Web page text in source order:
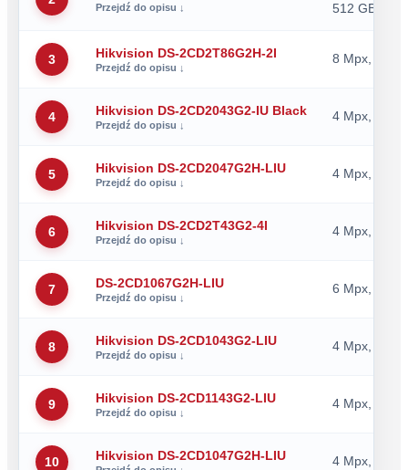
512 GB
3 Hikvision DS-2CD2T86G2H-2I 8 Mpx, 2,8
4 Hikvision DS-2CD2043G2-IU Black 4 Mpx, IR
5 Hikvision DS-2CD2047G2H-LIU 4 Mpx, 4
6 Hikvision DS-2CD2T43G2-4I 4 Mpx, 2,8
7 DS-2CD1067G2H-LIU 6 Mpx, 2,8
8 Hikvision DS-2CD1043G2-LIU 4 Mpx, 2,8
9 Hikvision DS-2CD1143G2-LIU 4 Mpx, 2,8
10 Hikvision DS-2CD1047G2H-LIU 4 Mpx,